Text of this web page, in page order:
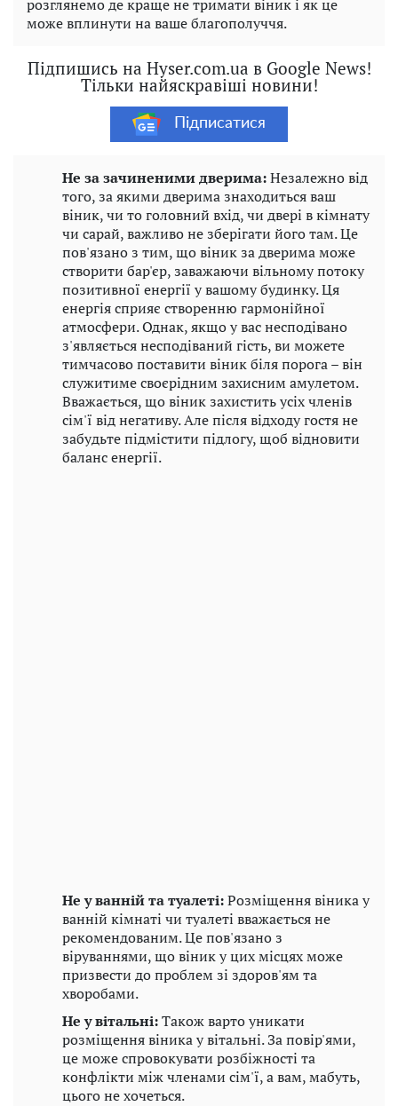
розглянемо де краще не тримати віник і як це
може вплинути на ваше благополуччя.
Підпишись на Hyser.com.ua в Google News!
Тільки найяскравіші новини!
Підписатися
Не за зачиненими дверима:Незалежно від
того, за якими дверима знаходиться ваш
віник, чи то головний вхід, чи двері в кімнату
чи сарай, важливо не зберігати його там. Це
пов'язано з тим, що віник за дверима може
створити бар'єр, заважаючи вільному потоку
позитивної енергії у вашому будинку. Ця
енергія сприяє створенню гармонійної
атмосфери. Однак, якщо у вас несподівано
з'являється несподіваний гість, ви можете
тимчасово поставити віник біля порога – він
служитиме своєрідним захисним амулетом.
Вважається, що віник захистить усіх членів
сім'ї від негативу. Але після відходу гостя не
забудьте підмістити підлогу, щоб відновити
баланс енергії.
Не у ванній та туалеті:Розміщення віника у
ванній кімнаті чи туалеті вважається не
рекомендованим. Це пов'язано з
віруваннями, що віник у цих місцях може
призвести до проблем зі здоров'ям та
хворобами.
Не у вітальні:Також варто уникати
розміщення віника у вітальні. За повір'ями,
це може спровокувати розбіжності та
конфлікти між членами сім'ї, а вам, мабуть,
цього не хочеться.